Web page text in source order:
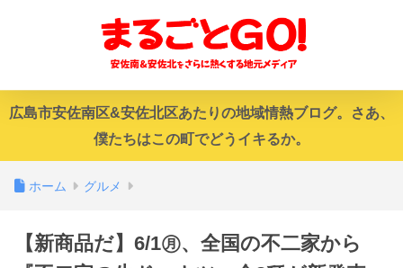
広島市安佐南区&安佐北区あたりの地域情熱ブログ。さあ、
僕たちはこの町でどうイキるか。
ホーム グルメ
【新商品だ】6/1㊊、全国の不二家から